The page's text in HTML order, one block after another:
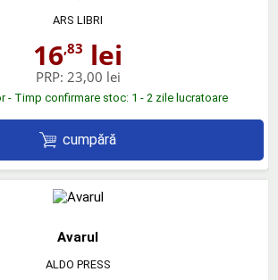
ARS LIBRI
16,83 lei
PRP: 23,00 lei
- Timp confirmare stoc: 1 - 2 zile lucratoare
cumpără
Avarul
ALDO PRESS